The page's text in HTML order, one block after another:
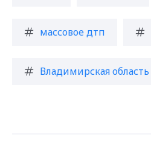
массовое дтп
Владимирская область